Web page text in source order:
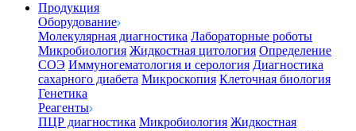
Продукция
Оборудование
Молекулярная диагностика Лабораторные роботы
Микробиология Жидкостная цитология Определение
СОЭ Иммуногематология и серология Диагностика
сахарного диабета Микроскопия Клеточная биология
Генетика
Реагенты
ПЦР диагностика Микробиология Жидкостная